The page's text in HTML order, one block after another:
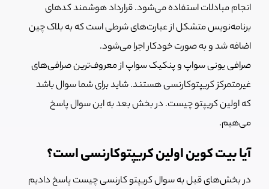
انجام مبادلات استفاده می‌شود. قرارداد هوشمند کدهای
برنامه‌نویس متشکل از عبارت‌های شرطی است که به بلاک چین
اضافه شد و به صورت خودکار اجرا می‌شود.
صرافی یونی سواپ و پنکیک سواپ از معروف‌ترین صرافی‌های
غیرمتمرکز کریپتوکارنسی هستند. شاید برای شما سوال باشد
که اولین کریپتو چیست. در بخش بعد به این سوال پاسخ
می‌هیم.
آیا بیت کوین اولین کریپتوکارنسی است؟
در بخش‌های قبل به سوال کریپتو کارنسی چیست پاسخ دادیم